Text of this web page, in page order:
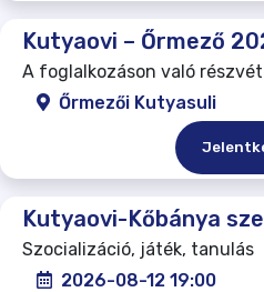
Kutyaovi – Őrmező
A foglalkozáson való
Őrmezői Kutyasuli
Kutyaovi-Kőbánya
Szocializáció, játék, tanulás
2026-08-12 19:00